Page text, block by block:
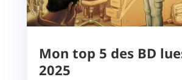
Mon top 5 des BD
2025